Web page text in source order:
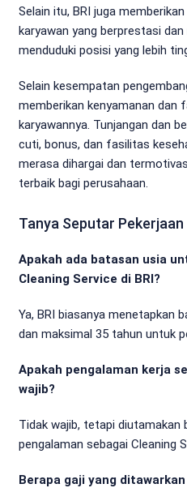
Selain itu, BRI juga
karyawan yang berprestasi
menduduki posisi yang lebih
Selain kesempatan
memberikan kenyamanan dan
karyawannya. Tunjangan dan
cuti, bonus, dan fasilitas
merasa dihargai dan
terbaik bagi perusahaan.
Tanya Seputar Pekerjaan
Apakah ada batasan usia
Cleaning Service di BRI?
Ya, BRI biasanya menetapkan
dan maksimal 35 tahun untuk
Apakah pengalaman kerja
wajib?
Tidak wajib, tetapi diutamakan
pengalaman sebagai Cleaning
Berapa gaji yang